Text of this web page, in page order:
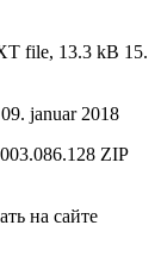
file, 13.3 kB 15.
januar 2018
ZIP
на сайте